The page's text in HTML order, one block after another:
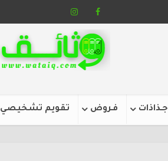
جـذاذات فـروض تقويم تشخيصي